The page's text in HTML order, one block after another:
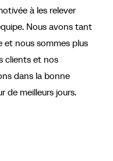
à les relever
Nous avons tant
et nous sommes plus
clients et nos
dans la bonne
de meilleurs jours.